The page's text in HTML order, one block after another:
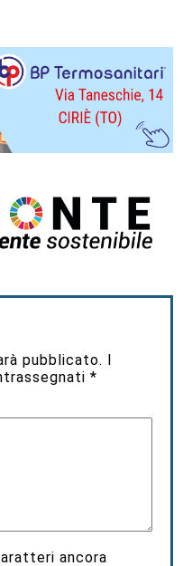
pubblicato.
*
ancora